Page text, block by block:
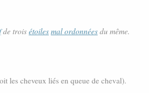
de troisétoilesmal ordonnéesdu même.
les cheveux liés en queue de cheval).